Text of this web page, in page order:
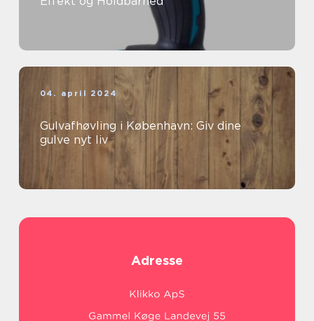
04. april 2024
Gulvafhøvling i København: Giv dine
gulve nyt liv
Adresse